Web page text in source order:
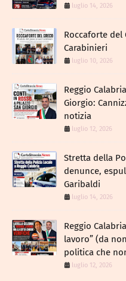
luglio 14, 2026
Roccaforte del
Carabinieri
luglio 10, 2026
Reggio
Giorgio:
notizia
luglio 12, 2026
​Stretta della
denunce,
Garibaldi
luglio 14, 2026
Reggio
lavoro” (da
politica che
luglio 12, 2026